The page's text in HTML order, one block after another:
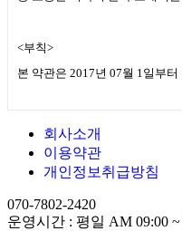
<부칙>
본 약관은 2017년 07월 1일부터
회사소개
이용약관
개인정보취급방침
070-7802-2420
운영시간 : 평일 AM 09:00